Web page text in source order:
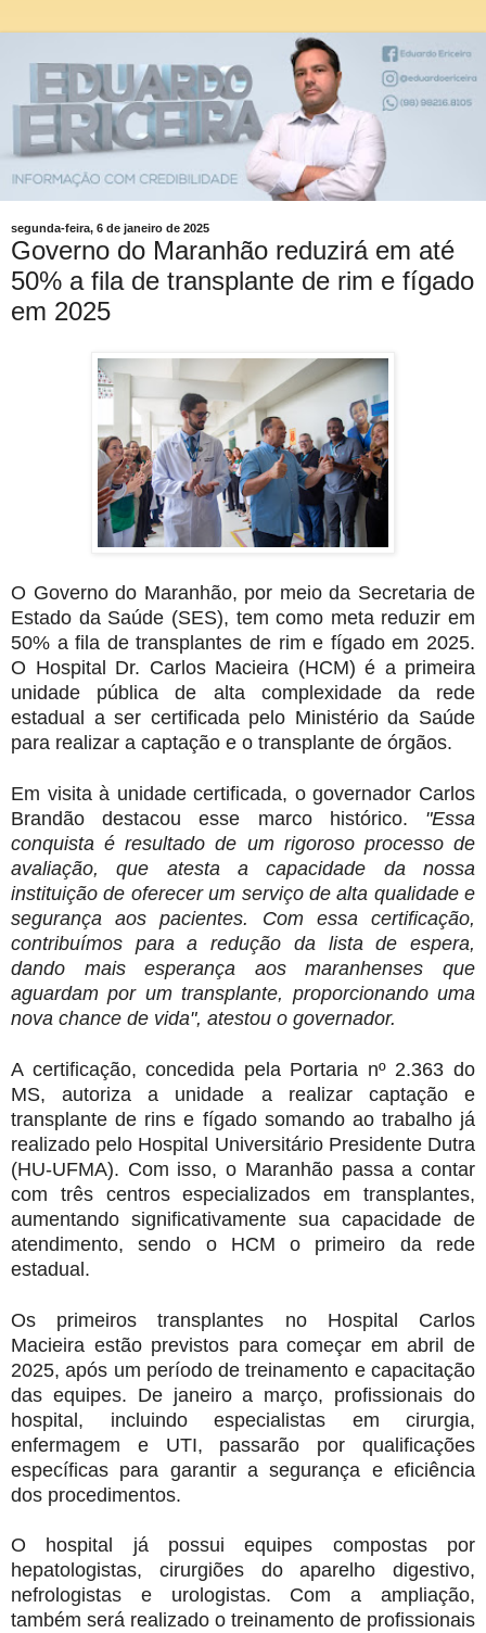
segunda-feira, 6 de janeiro de 2025
Governo do Maranhão reduzirá em até
50% a fila de transplante de rim e fígado
em 2025
O Governo do Maranhão, por meio da Secretaria de
Estado da Saúde (SES), tem como meta reduzir em
50% a fila de transplantes de rim e fígado em 2025.
O Hospital Dr. Carlos Macieira (HCM) é a primeira
unidade pública de alta complexidade da rede
estadual a ser certificada pelo Ministério da Saúde
para realizar a captação e o transplante de órgãos.
Em visita à unidade certificada, o governador Carlos
Brandão destacou esse marco histórico. "Essa
conquista é resultado de um rigoroso processo de
avaliação, que atesta a capacidade da nossa
instituição de oferecer um serviço de alta qualidade e
segurança aos pacientes. Com essa certificação,
contribuímos para a redução da lista de espera,
dando mais esperança aos maranhenses que
aguardam por um transplante, proporcionando uma
nova chance de vida", atestou o governador.
A certificação, concedida pela Portaria nº 2.363 do
MS, autoriza a unidade a realizar captação e
transplante de rins e fígado somando ao trabalho já
realizado pelo Hospital Universitário Presidente Dutra
(HU-UFMA). Com isso, o Maranhão passa a contar
com três centros especializados em transplantes,
aumentando significativamente sua capacidade de
atendimento, sendo o HCM o primeiro da rede
estadual.
Os primeiros transplantes no Hospital Carlos
Macieira estão previstos para começar em abril de
2025, após um período de treinamento e capacitação
das equipes. De janeiro a março, profissionais do
hospital, incluindo especialistas em cirurgia,
enfermagem e UTI, passarão por qualificações
específicas para garantir a segurança e eficiência
dos procedimentos.
O hospital já possui equipes compostas por
hepatologistas, cirurgiões do aparelho digestivo,
nefrologistas e urologistas. Com a ampliação,
também será realizado o treinamento de profissionais